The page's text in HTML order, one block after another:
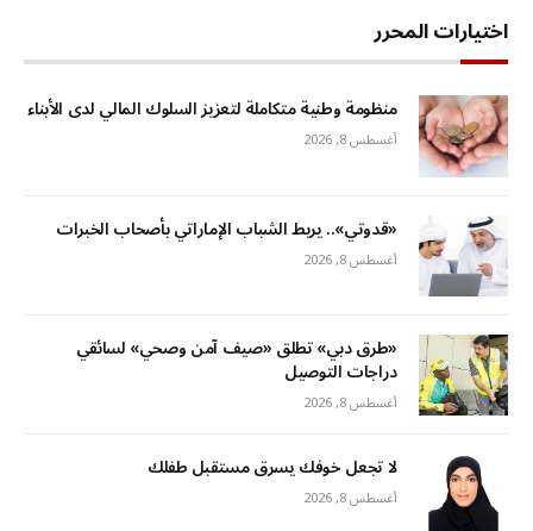
اختيارات المحرر
منظومة وطنية متكاملة لتعزيز السلوك المالي لدى الأبناء
أغسطس 8, 2026
«قدوتي».. يربط الشباب الإماراتي بأصحاب الخبرات
أغسطس 8, 2026
«طرق دبي» تطلق «صيف آمن وصحي» لسائقي
دراجات التوصيل
أغسطس 8, 2026
لا تجعل خوفك يسرق مستقبل طفلك
أغسطس 8, 2026